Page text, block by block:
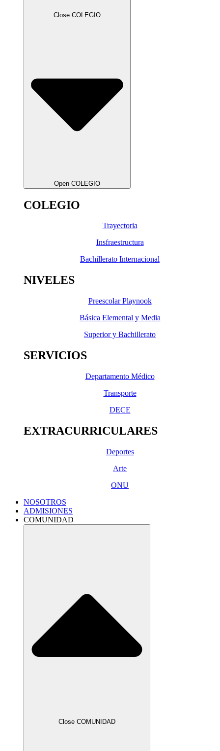
Close COLEGIO
Open COLEGIO
COLEGIO
Trayectoria
Insfraestructura
Bachillerato Internacional
NIVELES
Preescolar Playnook
Básica Elemental y Media
Superior y Bachillerato
SERVICIOS
Departamento Médico
Transporte
DECE
EXTRACURRICULARES
Deportes
Arte
ONU
NOSOTROS
ADMISIONES
COMUNIDAD
Close COMUNIDAD